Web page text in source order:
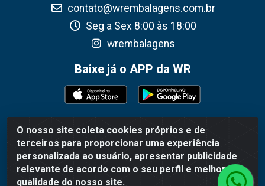
O nosso site coleta cookies próprios e de
terceiros para proporcionar uma experiência
personalizada ao usuário, apresentar publicidade
relevante de acordo com o seu perfil e melhorar a
qualidade do nosso site.
contato@wrembalagens.com.br
Seg a Sex 8:00 às 18:00
wrembalagens
Baixe já o APP da WR
WR Embalagens - R. Cel. Teodoro Gomes de Araújo,
1360 - Grogotó - Barbacena / MG - CEP 36202-628 -
CNPJ 02.692.206/0001-55